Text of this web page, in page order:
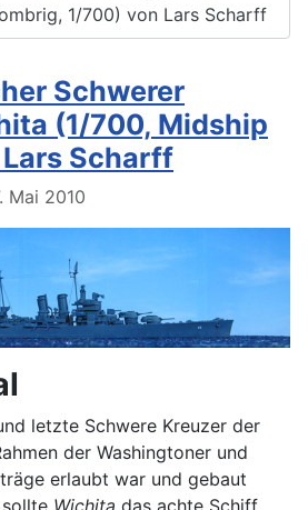
1/700) von Lars Scharff
Schwerer
(1/700, Midship
Scharff
Mai 2010
letzte Schwere Kreuzer der
der Washingtoner und
erlaubt war und gebaut